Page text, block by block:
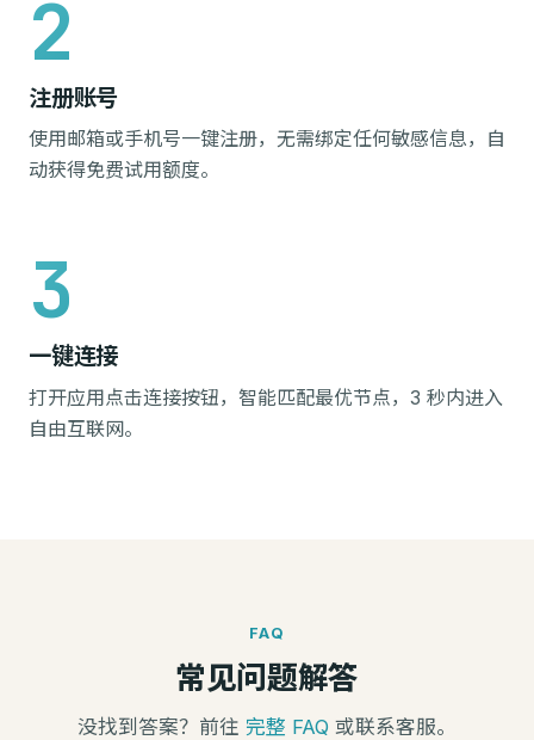
注册账号
使用邮箱或手机号一键注册，无需绑定任何敏感信息，自
动获得免费试用额度。
一键连接
打开应用点击连接按钮，智能匹配最优节点，3 秒内进入
自由互联网。
FAQ
常见问题解答
没找到答案？前往 完整 FAQ 或联系客服。